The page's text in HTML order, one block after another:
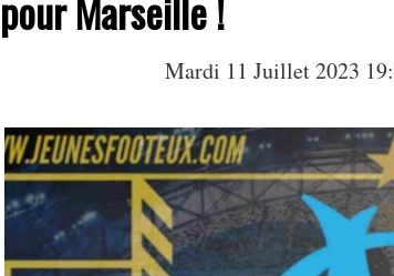
Mardi 11 Juillet 2023